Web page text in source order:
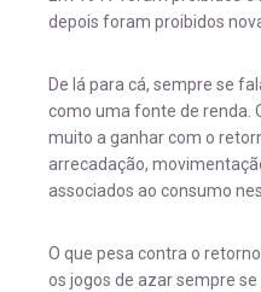
depois foram proibidos
De lá para cá, sempre se
como uma fonte de renda.
muito a ganhar com o
arrecadação,
associados ao consumo
O que pesa contra o
os jogos de azar sempre